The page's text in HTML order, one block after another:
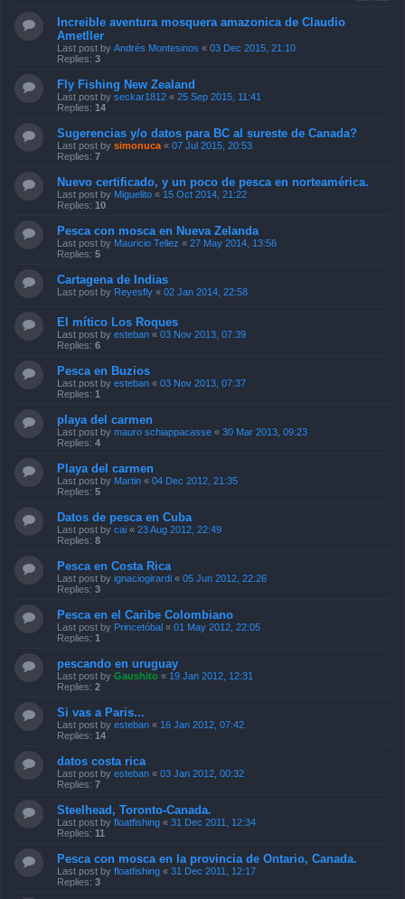
Increible aventura mosquera amazonica de Claudio
Ametller
Last post by Andrés Montesinos « 03 Dec 2015, 21:10
Replies: 3
Fly Fishing New Zealand
Last post by seckar1812 « 25 Sep 2015, 11:41
Replies: 14
Sugerencias y/o datos para BC al sureste de Canada?
Last post by simonuca « 07 Jul 2015, 20:53
Replies: 7
Nuevo certificado, y un poco de pesca en norteamérica.
Last post by Miguelito « 15 Oct 2014, 21:22
Replies: 10
Pesca con mosca en Nueva Zelanda
Last post by Mauricio Tellez « 27 May 2014, 13:56
Replies: 5
Cartagena de Indias
Last post by Reyesfly « 02 Jan 2014, 22:58
El mítico Los Roques
Last post by esteban « 03 Nov 2013, 07:39
Replies: 6
Pesca en Buzios
Last post by esteban « 03 Nov 2013, 07:37
Replies: 1
playa del carmen
Last post by mauro schiappacasse « 30 Mar 2013, 09:23
Replies: 4
Playa del carmen
Last post by Martin « 04 Dec 2012, 21:35
Replies: 5
Datos de pesca en Cuba
Last post by cai « 23 Aug 2012, 22:49
Replies: 8
Pesca en Costa Rica
Last post by ignaciogirardi « 05 Jun 2012, 22:26
Replies: 3
Pesca en el Caribe Colombiano
Last post by Princetóbal « 01 May 2012, 22:05
Replies: 1
pescando en uruguay
Last post by Gaushito « 19 Jan 2012, 12:31
Replies: 2
Si vas a Paris...
Last post by esteban « 16 Jan 2012, 07:42
Replies: 14
datos costa rica
Last post by esteban « 03 Jan 2012, 00:32
Replies: 7
Steelhead, Toronto-Canada.
Last post by floatfishing « 31 Dec 2011, 12:34
Replies: 11
Pesca con mosca en la provincia de Ontario, Canada.
Last post by floatfishing « 31 Dec 2011, 12:17
Replies: 3